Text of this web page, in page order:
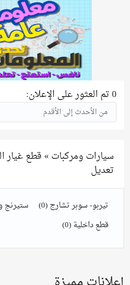
0 تم العثور على الإعلان:
من الأحدث إلى الأقدم
سيارات ومركبات » قطع غيار
تعديل
تيربو- سوبر تشارج(0) ستيرنج
قطع داخلية(0)